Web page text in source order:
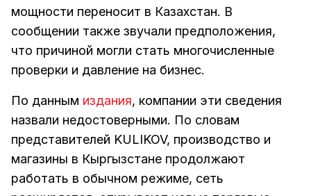
мощности переносит в Казахстан. В
сообщении также звучали предположения,
что причиной могли стать многочисленные
проверки и давление на бизнес.
По данным издания, компании эти сведения
назвали недостоверными. По словам
представителей KULIKOV, производство и
магазины в Кыргызстане продолжают
работать в обычном режиме, сеть